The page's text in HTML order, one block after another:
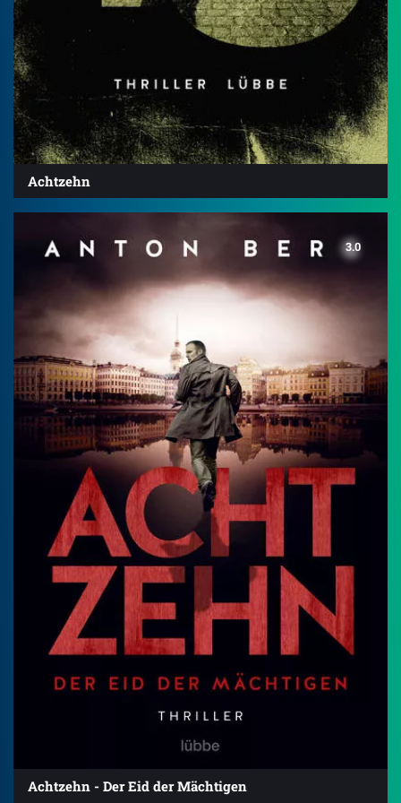
Achtzehn
3.0
Achtzehn - Der Eid der Mächtigen